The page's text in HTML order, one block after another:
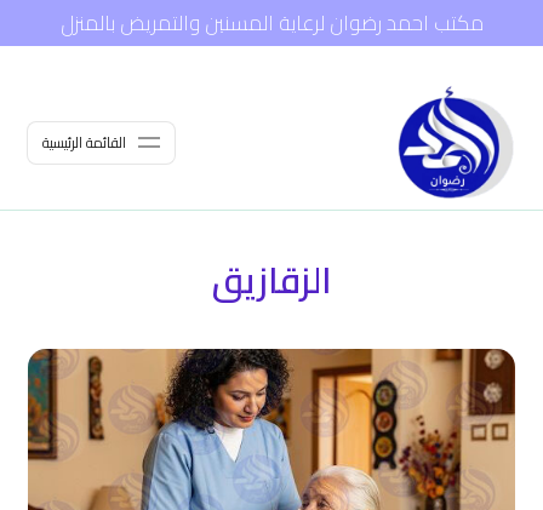
مكتب احمد رضوان لرعاية المسنين والتمريض بالمنزل
القائمة الرئيسية
الزقازيق